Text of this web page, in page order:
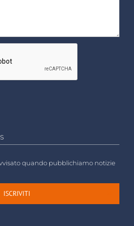
quando pubblichiamo notizie
ISCRIVITI